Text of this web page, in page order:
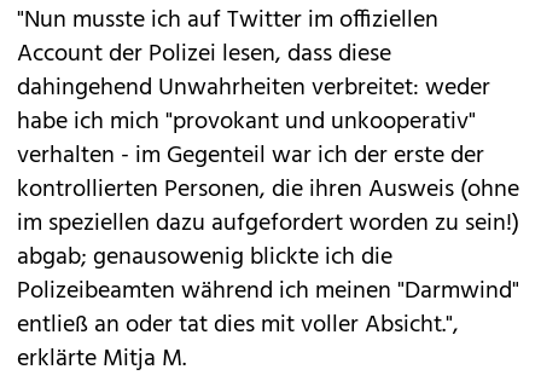
"Nun musste ich auf Twitter im offiziellen
Account der Polizei lesen, dass diese
dahingehend Unwahrheiten verbreitet: weder
habe ich mich "provokant und unkooperativ"
verhalten - im Gegenteil war ich der erste der
kontrollierten Personen, die ihren Ausweis (ohne
im speziellen dazu aufgefordert worden zu sein!)
abgab; genausowenig blickte ich die
Polizeibeamten während ich meinen "Darmwind"
entließ an oder tat dies mit voller Absicht.",
erklärte Mitja M.